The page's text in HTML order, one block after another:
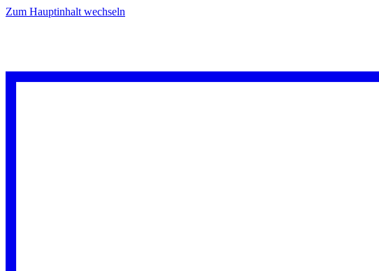
Zum Hauptinhalt wechseln